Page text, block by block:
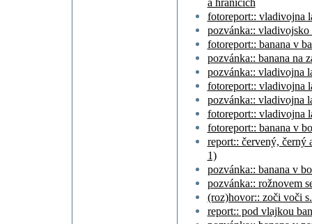
a hranicích
fotoreport:: vladivojna
pozvánka:: vladivojsko
fotoreport:: banana v
pozvánka:: banana na
pozvánka:: vladivojna
fotoreport:: vladivojna
pozvánka:: vladivojna
fotoreport:: vladivojna
fotoreport:: banana v
report:: červený, černý
1)
pozvánka:: banana v
pozvánka:: rožnovem
(roz)hovor:: zoči voči
report:: pod vlajkou